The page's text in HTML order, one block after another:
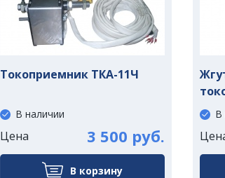
Токоприемник ТКА-11Ч
В наличии
Цена 3 500 руб.
В корзину
В